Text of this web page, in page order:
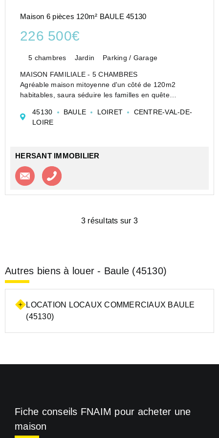
Maison 6 pièces 120m² BAULE 45130
226 500€
5 chambres Jardin Parking / Garage
MAISON FAMILIALE - 5 CHAMBRES
Agréable maison mitoyenne d'un côté de 120m2
habitables, saura séduire les familles en quête
commodités.
Au rez de chaussée : une entrée avec rangements, un
45130 BAULE LOIRET
CENTRE-VAL-DE-
LOIRE
HERSANT IMMOBILIER
Contacter l'agence
3 résultats sur 3
Autres biens à louer - Baule (45130)
LOCATION LOCAUX COMMERCIAUX BAULE
(45130)
Fiche conseils FNAIM pour acheter une
maison